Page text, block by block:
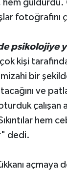
güldürdü.
fotoğrafını
psikolojiye
kişi
mizahi bir
ve
çalışan
hem
dedi.
açmaya